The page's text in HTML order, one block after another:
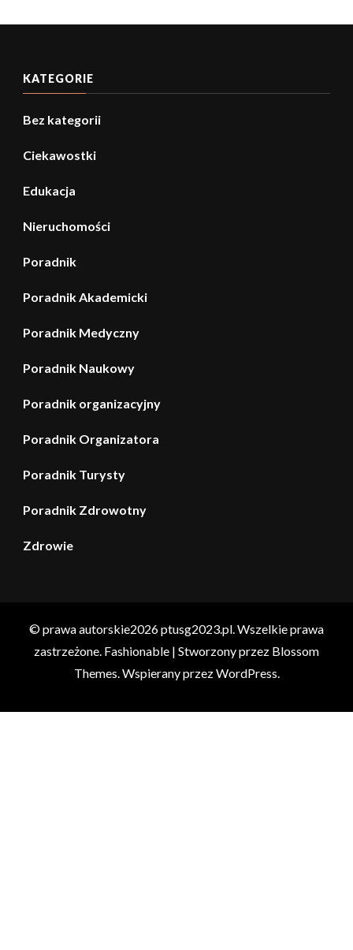
KATEGORIE
Bez kategorii
Ciekawostki
Edukacja
Nieruchomości
Poradnik
Poradnik Akademicki
Poradnik Medyczny
Poradnik Naukowy
Poradnik organizacyjny
Poradnik Organizatora
Poradnik Turysty
Poradnik Zdrowotny
Zdrowie
© prawa autorskie2026ptusg2023.pl. Wszelkie prawa
zastrzeżone. Fashionable | Stworzony przez Blossom
Themes. Wspierany przezWordPress.